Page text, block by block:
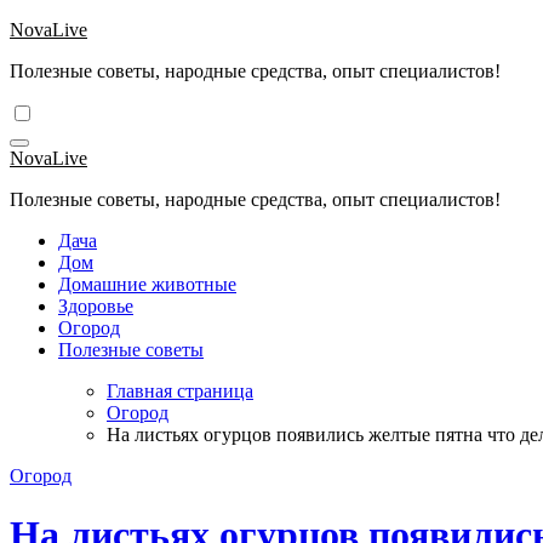
Перейти
содержимому
NovaLive
Полезные советы, народные средства, опыт специалистов!
NovaLive
Полезные советы, народные средства, опыт специалистов!
Дача
Дом
Домашние животные
Здоровье
Огород
Полезные советы
Главная страница
Огород
На листьях огурцов появились желтые пятна что
Огород